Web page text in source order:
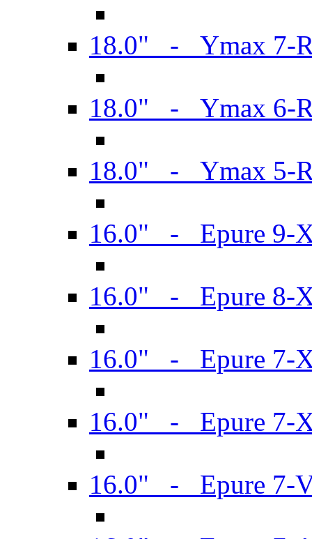
18.0" - Ymax 7-
18.0" - Ymax 6-
18.0" - Ymax 5-
16.0" - Epure 9-
16.0" - Epure 8-
16.0" - Epure 7-
16.0" - Epure 7-
16.0" - Epure 7-